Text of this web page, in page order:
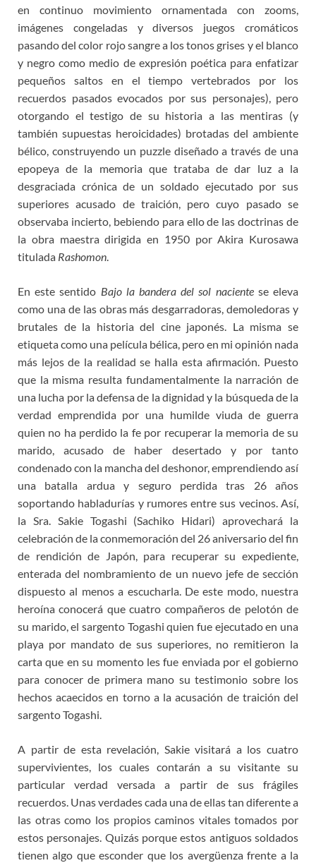
en continuo movimiento ornamentada con zooms,
imágenes congeladas y diversos juegos cromáticos
pasando del color rojo sangre a los tonos grises y el blanco
y negro como medio de expresión poética para enfatizar
pequeños saltos en el tiempo vertebrados por los
recuerdos pasados evocados por sus personajes), pero
otorgando el testigo de su historia a las mentiras (y
también supuestas heroicidades) brotadas del ambiente
bélico, construyendo un puzzle diseñado a través de una
epopeya de la memoria que trataba de dar luz a la
desgraciada crónica de un soldado ejecutado por sus
superiores acusado de traición, pero cuyo pasado se
observaba incierto, bebiendo para ello de las doctrinas de
la obra maestra dirigida en 1950 por Akira Kurosawa
titulada Rashomon.
En este sentido Bajo la bandera del sol naciente se eleva
como una de las obras más desgarradoras, demoledoras y
brutales de la historia del cine japonés. La misma se
etiqueta como una película bélica, pero en mi opinión nada
más lejos de la realidad se halla esta afirmación. Puesto
que la misma resulta fundamentalmente la narración de
una lucha por la defensa de la dignidad y la búsqueda de la
verdad emprendida por una humilde viuda de guerra
quien no ha perdido la fe por recuperar la memoria de su
marido, acusado de haber desertado y por tanto
condenado con la mancha del deshonor, emprendiendo así
una batalla ardua y seguro perdida tras 26 años
soportando habladurías y rumores entre sus vecinos. Así,
la Sra. Sakie Togashi (Sachiko Hidari) aprovechará la
celebración de la conmemoración del 26 aniversario del fin
de rendición de Japón, para recuperar su expediente,
enterada del nombramiento de un nuevo jefe de sección
dispuesto al menos a escucharla. De este modo, nuestra
heroína conocerá que cuatro compañeros de pelotón de
su marido, el sargento Togashi quien fue ejecutado en una
playa por mandato de sus superiores, no remitieron la
carta que en su momento les fue enviada por el gobierno
para conocer de primera mano su testimonio sobre los
hechos acaecidos en torno a la acusación de traición del
sargento Togashi.
A partir de esta revelación, Sakie visitará a los cuatro
supervivientes, los cuales contarán a su visitante su
particular verdad versada a partir de sus frágiles
recuerdos. Unas verdades cada una de ellas tan diferente a
las otras como los propios caminos vitales tomados por
estos personajes. Quizás porque estos antiguos soldados
tienen algo que esconder que los avergüenza frente a la